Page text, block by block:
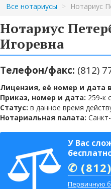
Все нотариусы > Нотариус
Нотариус
Игоревна
Телефон/факс: (812)
Лицензия, её номер и дата
Приказ, номер и дата: 259-к
Статус: в данное время
Нотариальная палата:
У Вас
✆
Первичную